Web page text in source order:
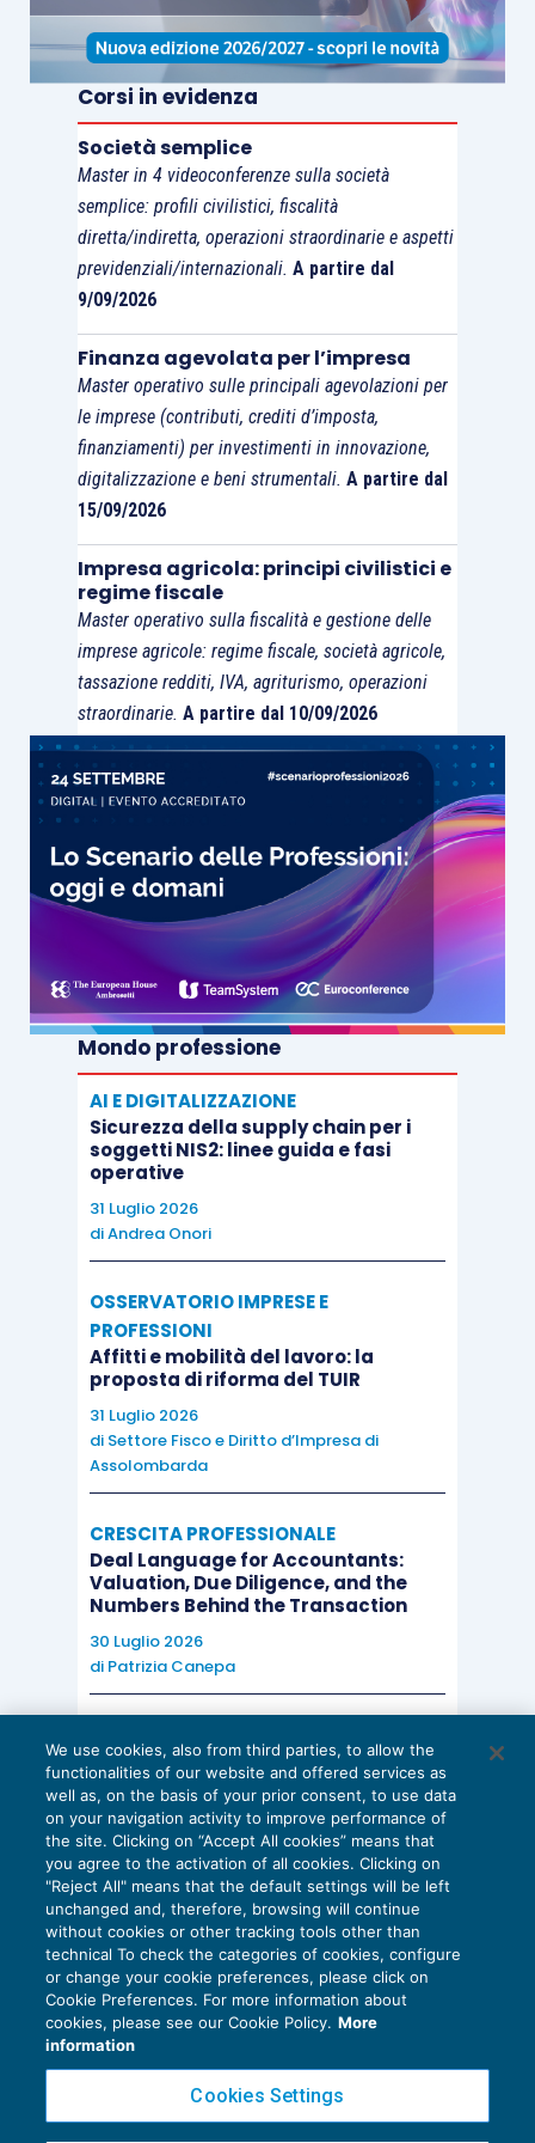
condizionatiproprio dalle conseguenze del fatto
occorso.
In termini documentali, si ritiene che ladenuncia
alla Autorità di Pubblica Sicurezza
costituire l’elemento basilare, unitamente alla
eventualeprova della corrispondenza
intercorsacon gli hacker, ai documenti
comprovanti le
avviate dalla società colpita mediante il
coinvolgimento di consulenti, l’attivazione delle
polizze assicurative , ecc..
In conclusione, si è del parere che la Risposta in
commento abbia avuto il pregio di porre sotto i
riflettori un tema di assoluta attualità, ma che non
abbia ulteriormente contribuito a delineare un
quadro univoco della fattispecieche,
probabilmente, dovrà essere affrontata dalle
imprese che malauguratamente dovessero
imbattersi in simili incidenti, in un
caso per caso.
Corsi in evidenza
Società semplice
Master in 4 videoconferenze sulla società
semplice: profili civilistici, fiscalità
diretta/indiretta, operazioni straordinarie e aspetti
previdenziali/internazionali. A partire dal
9/09/2026
Finanza agevolata per l’impresa
Master operativo sulle principali agevolazioni per
le imprese (contributi, crediti d’imposta,
finanziamenti) per investimenti in innovazione,
digitalizzazione e beni strumentali. A partire dal
15/09/2026
Impresa agricola: principi civilistici e
regime fiscale
Master operativo sulla fiscalità e gestione delle
imprese agricole: regime fiscale, società agricole,
tassazione redditi, IVA, agriturismo, operazioni
straordinarie. A partire dal 10/09/2026
Mondo professione
AI E DIGITALIZZAZIONE
Sicurezza della supply chain per i
soggetti NIS2: linee guida e fasi
operative
31 Luglio 2026
diAndrea Onori
OSSERVATORIO IMPRESE E
PROFESSIONI
Affitti e mobilità del lavoro: la
proposta di riforma del TUIR
31 Luglio 2026
di Settore Fisco e Diritto d’Impresa di
Assolombarda
CRESCITA PROFESSIONALE
Deal Language for Accountants:
Valuation, Due Diligence, and the
Numbers Behind the Transaction
30 Luglio 2026
di Patrizia Canepa
EU AI Act e studi professionali: le
scadenze concrete
27 Luglio 2026
di Diego BarberieStefano Dovier
Privacy Policy
Cookie Policy
We use cookies, also from third parties, to allow the
functionalities of our website and offered services as
well as, on the basis of your prior consent, to use data
on your navigation activity to improve performance of
the site. Clicking on “Accept All cookies” means that
you agree to the activation of all cookies. Clicking on
"Reject All" means that the default settings will be left
unchanged and, therefore, browsing will continue
without cookies or other tracking tools other than
technical To check the categories of cookies, configure
or change your cookie preferences, please click on
Cookie Preferences. For more information about
cookies, please see our Cookie Policy. More
information
Cookies Settings